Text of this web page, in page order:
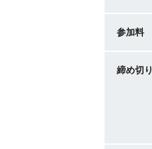
参加料
締め切り